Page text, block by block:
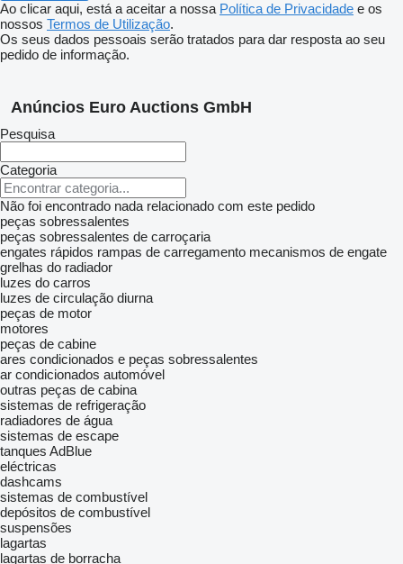
Ao clicar aqui, está a aceitar a nossa Política de Privacidade e os
nossos Termos de Utilização.
Os seus dados pessoais serão tratados para dar resposta ao seu
pedido de informação.
Anúncios Euro Auctions GmbH
Pesquisa
Categoria
Não foi encontrado nada relacionado com este pedido
peças sobressalentes
peças sobressalentes de carroçaria
engates rápidos rampas de carregamento mecanismos de engate
grelhas do radiador
luzes do carros
luzes de circulação diurna
peças de motor
motores
peças de cabine
ares condicionados e peças sobressalentes
ar condicionados automóvel
outras peças de cabina
sistemas de refrigeração
radiadores de água
sistemas de escape
tanques AdBlue
eléctricas
dashcams
sistemas de combustível
depósitos de combustível
suspensões
lagartas
lagartas de borracha